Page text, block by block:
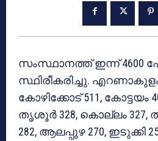
സംസ്ഥാനത്ത് ഇന്ന് 4600
സ്ഥിരീകരിച്ചു. എറണാകുളം
കോഴിക്കോട് 511, കോട്ടയം
തൃശൂര്‍ 328, കൊല്ലം 327,
282, ആലപ്പുഴ 270, ഇടുക്കി